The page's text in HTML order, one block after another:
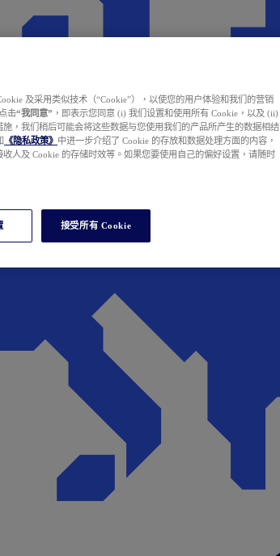
及采用类似技术（“Cookie”），以使您的用户体验和我们的营销
击“我同意” ，即表示您同意 (i) 我们设置和使用所有 Cookie，以及 (ii)
，我们稍后可能会将这些数据与您使用我们的产品所产生的数据相结
《隐私政策》 中进一步介绍了 Cookie 的存放和数据处理方面的内容，
人及 Cookie 的存储时效等。如果您要使用自己的偏好设置，请随时
接受所有 Cookie